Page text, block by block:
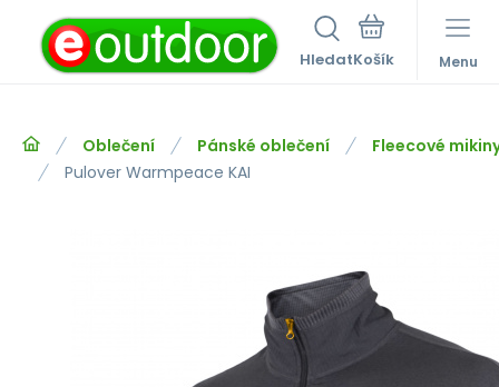
Hledat Menu
Oblečení Pánské oblečení
Fleecové
Pulover Warmpeace KAI